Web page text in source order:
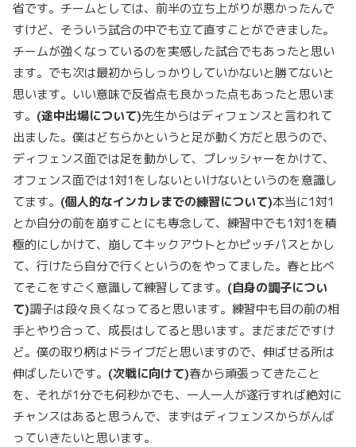
省です。チームとしては、前半の立ち上がりが悪かったんで
すけど、そういう試合の中でも立て直すことができました。
チームが強くなっているのを実感した試合でもあったと思い
ます。でも次は最初からしっかりしていかないと勝てないと
思います。いい意味で反省点も良かった点もあったと思いま
す。 (途中出場について)先生からはディフェンスと言われて
出ました。僕はどちらかというと足が動く方だと思うので、
ディフェンス面では足を動かして、プレッシャーをかけて、
オフェンス面では1対1をしないといけないというのを意識し
てます。 (個人的なインカレまでの練習について)本当に1対1
とか自分の前を崩すことにも専念して、練習中でも1対1を積
極的にしかけて、崩してキックアウトとかピッチパスとかし
て、行けたら自分で行くというのをやってました。春と比べ
てそこをすごく意識して練習してます。 (自身の調子につい
て)調子は段々良くなってると思います。練習中も目の前の相
手とやり合って、成長はしてると思います。まだまだですけ
ど。僕の取り柄はドライブだと思いますので、伸ばせる所は
伸ばしたいです。 (次戦に向けて)春から頑張ってきたこと
を、それが1分でも何秒かでも、一人一人が遂行すれば絶対に
チャンスはあると思うんで、まずはディフェンスからがんば
っていきたいと思います。